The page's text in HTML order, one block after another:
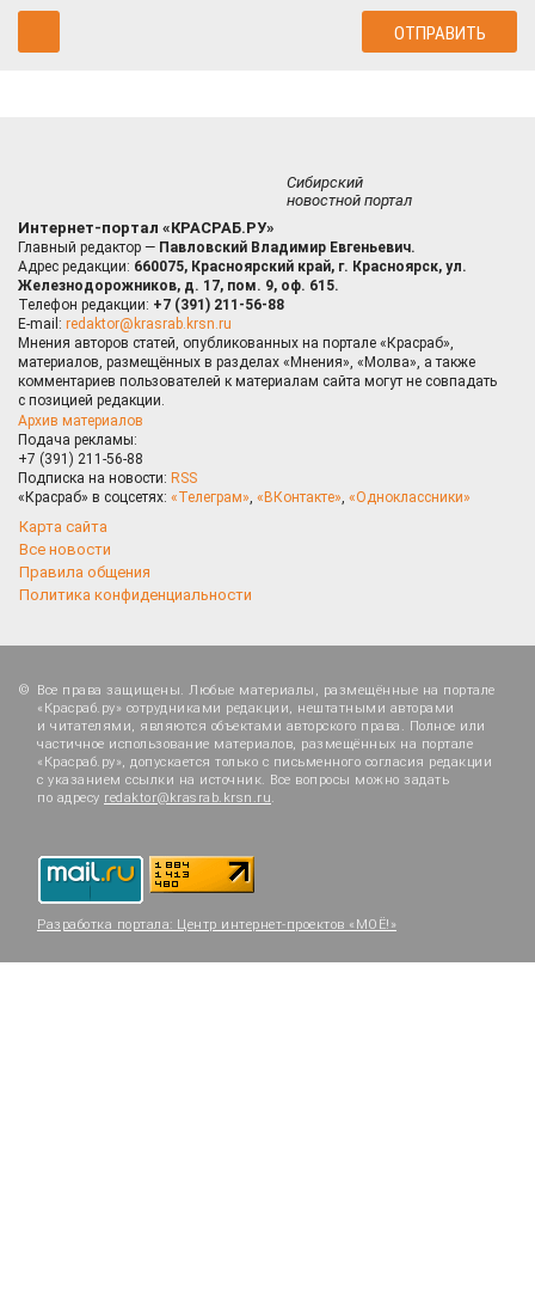
Сибирский
новостной портал
Интернет-портал «КРАСРАБ.РУ»
Главный редактор — Павловский Владимир Евгеньевич.
Адрес редакции: 660075, Красноярский край, г. Красноярск, ул.
Железнодорожников, д. 17, пом. 9, оф. 615.
Телефон редакции: +7 (391) 211-56-88
E-mail: redaktor@krasrab.krsn.ru
Мнения авторов статей, опубликованных на портале «Красраб»,
материалов, размещённых в разделах «Мнения», «Молва», а также
комментариев пользователей к материалам сайта могут не совпадать
с позицией редакции.
Архив материалов
Подача рекламы:
+7 (391) 211-56-88
Подписка на новости: RSS
«Красраб» в соцсетях: «Телеграм», «ВКонтакте», «Одноклассники»
Карта сайта
Все новости
Правила общения
Политика конфиденциальности
Все права защищены. Любые материалы, размещённые на портале
«Красраб.ру» сотрудниками редакции, нештатными авторами
и читателями, являются объектами авторского права. Полное или
частичное использование материалов, размещённых на портале
«Красраб.ру», допускается только с письменного согласия редакции
с указанием ссылки на источник. Все вопросы можно задать
по адресу redaktor@krasrab.krsn.ru.
Разработка портала: Центр интернет-проектов «МОЁ!»